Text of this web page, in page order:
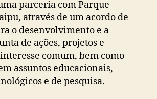
parceria com Parque
através de um acordo de
o desenvolvimento e a
de ações, projetos e
comum, bem como
assuntos educacionais,
e de pesquisa.